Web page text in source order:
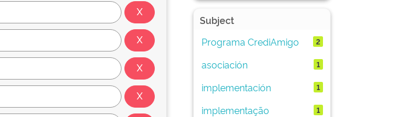
Subject
Programa CrediAmigo
2
asociación 1
implementación 1
implementação 1